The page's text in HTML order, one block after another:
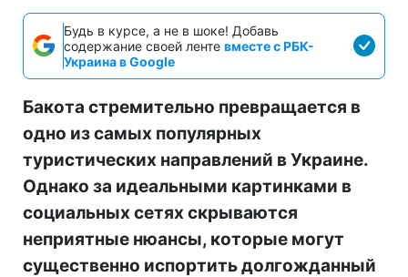
Будь в курсе, а не в шоке! Добавь
содержание своей ленте вместе с РБК-
Украина в Google
Бакота стремительно превращается в
одно из самых популярных
туристических направлений в Украине.
Однако за идеальными картинками в
социальных сетях скрываются
неприятные нюансы, которые могут
существенно испортить долгожданный